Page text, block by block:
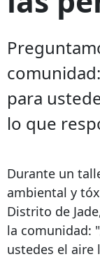
para
lo que
Durante un
ambiental y
Distrito de
la comunidad:
ustedes el aire